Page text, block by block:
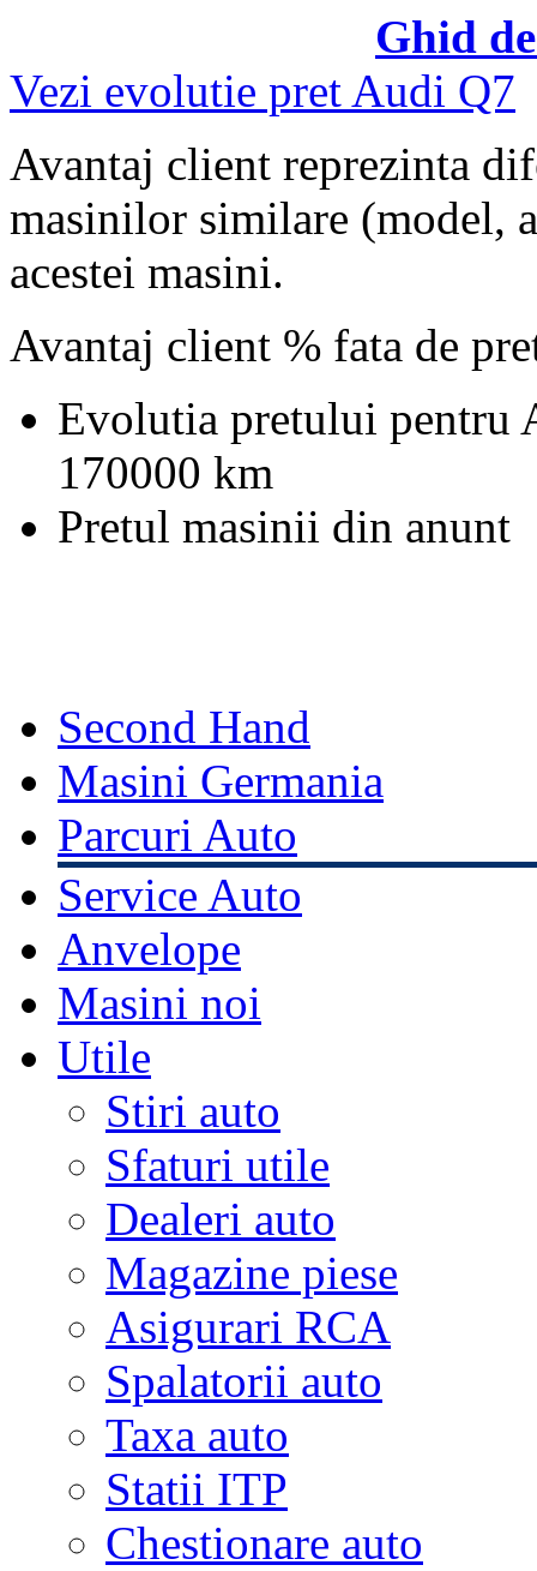
Ghid
Vezi evolutie pret Audi Q7
Avantaj client reprezinta
masinilor similare (model,
acestei masini.
Avantaj client % fata de
Evolutia pretului pentru
170000 km
Pretul masinii din anunt
Second Hand
Masini Germania
Parcuri Auto
Service Auto
Anvelope
Masini noi
Utile
Stiri auto
Sfaturi utile
Dealeri auto
Magazine piese
Asigurari RCA
Spalatorii auto
Taxa auto
Statii ITP
Chestionare auto